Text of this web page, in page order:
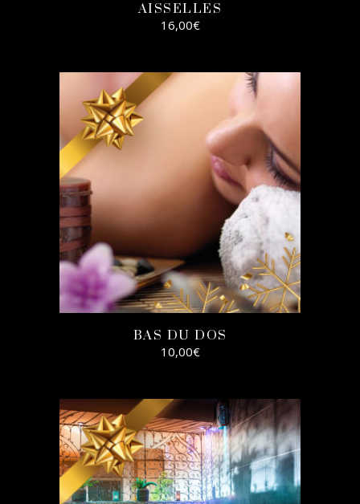
AISSELLES
16,00€
AJOUTER AU
BAS DU DOS
10,00€
AJOUTER AU
PANIER